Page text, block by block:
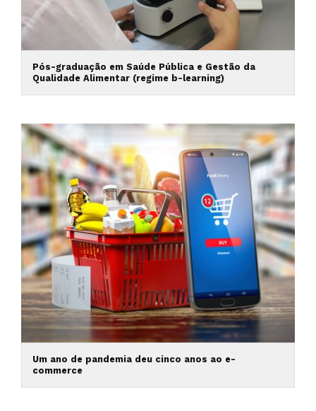
Pós-graduação em Saúde Pública e Gestão da
Qualidade Alimentar (regime b-learning)
Um ano de pandemia deu cinco anos ao e-
commerce